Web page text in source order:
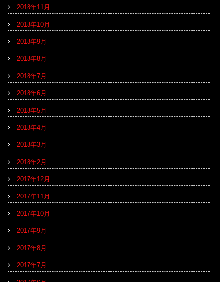
2018年11月
2018年10月
2018年9月
2018年8月
2018年7月
2018年6月
2018年5月
2018年4月
2018年3月
2018年2月
2017年12月
2017年11月
2017年10月
2017年9月
2017年8月
2017年7月